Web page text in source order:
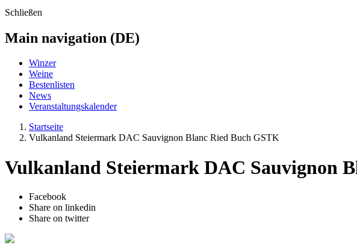
Schließen
Main navigation (DE)
Winzer
Weine
Bestenlisten
News
Veranstaltungskalender
Startseite
Vulkanland Steiermark DAC Sauvignon Blanc Ried Buch GSTK
Vulkanland Steiermark DAC Sauvignon
Facebook
Share on linkedin
Share on twitter